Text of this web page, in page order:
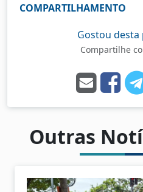
COMPARTILHAMENTO
Gostou desta
Compartilhe
Outras